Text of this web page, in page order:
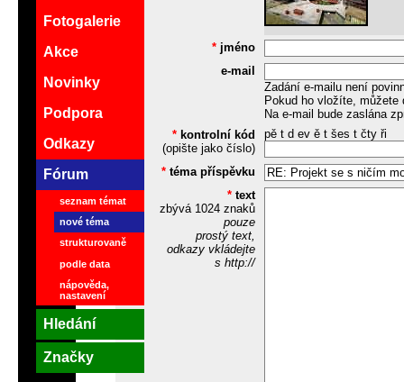
* jméno
e-mail
Zadání e-mailu není
Pokud ho vložíte,
Na e-mail bude zaslána
* kontrolní kód
(opište jako číslo)
pě t d ev ě t šes t čty ři
* téma příspěvku
* text
zbývá 1024znaků
pouze
prostý text,
odkazy vkládejte
s http://
Fotogalerie
Akce
Novinky
Podpora
Odkazy
Fórum
seznam témat
nové téma
strukturovaně
podle data
nápověda,
nastavení
Hledání
Značky